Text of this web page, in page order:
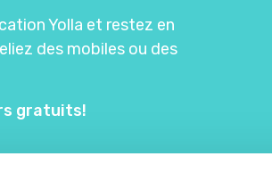
Yolla et restez en
des mobiles ou des
gratuits!